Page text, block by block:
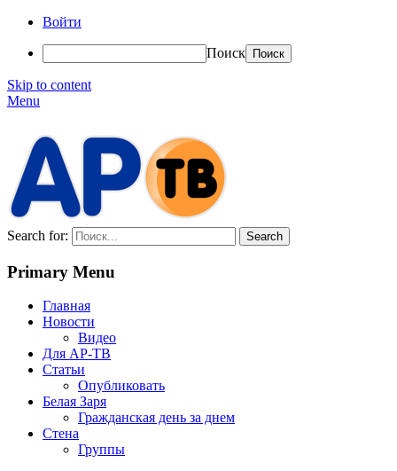
Войти
Поиск
Skip to content
Menu
Search for:
Primary Menu
Главная
Новости
Видео
Для АР-ТВ
Статьи
Опубликовать
Белая Заря
Гражданская день за днем
Стена
Группы